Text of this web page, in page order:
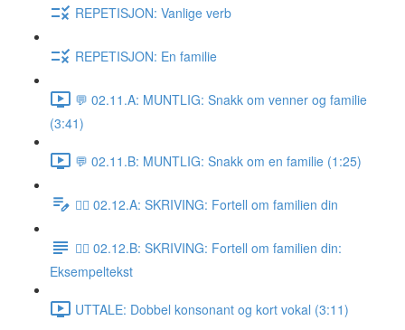
REPETISJON: Vanlige verb
REPETISJON: En familie
💬 02.11.A: MUNTLIG: Snakk om venner og familie
(3:41)
💬 02.11.B: MUNTLIG: Snakk om en familie (1:25)
✍🏼 02.12.A: SKRIVING: Fortell om familien din
✍🏼 02.12.B: SKRIVING: Fortell om familien din:
Eksempeltekst
UTTALE: Dobbel konsonant og kort vokal (3:11)